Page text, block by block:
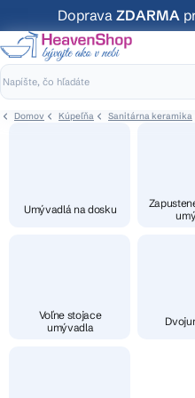
na
obsah
Doprava ZDARMA
Domov Kúpeľňa Sanitárna keramika
Umývadlá na dosku
Voľne stojace
umývadla